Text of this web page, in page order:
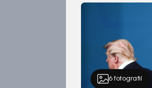
6fotografií